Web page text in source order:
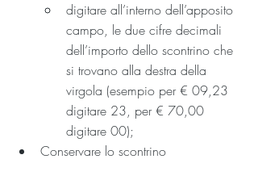
digitare all’interno dell’apposito
campo, le due cifre decimali
dell’importo dello scontrino che
si trovano alla destra della
virgola (esempio per € 09,23
digitare 23, per € 70,00
digitare 00);
Conservare lo scontrino